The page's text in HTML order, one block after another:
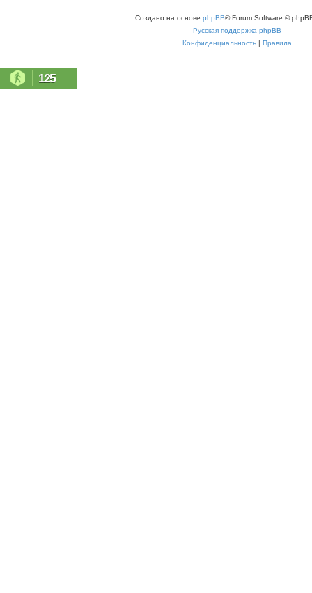
Создано на основе phpBB® Forum Software ©
Русская поддержка phpBB
Конфиденциальность | Правила
125